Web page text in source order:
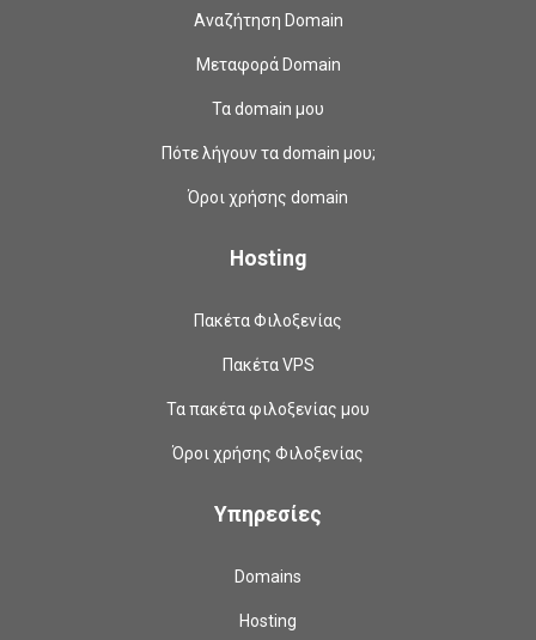
Αναζήτηση Domain
Μεταφορά Domain
Τα domain μου
Πότε λήγουν τα domain μου;
Όροι χρήσης domain
Hosting
Πακέτα Φιλοξενίας
Πακέτα VPS
Τα πακέτα φιλοξενίας μου
Όροι χρήσης Φιλοξενίας
Υπηρεσίες
Domains
Hosting